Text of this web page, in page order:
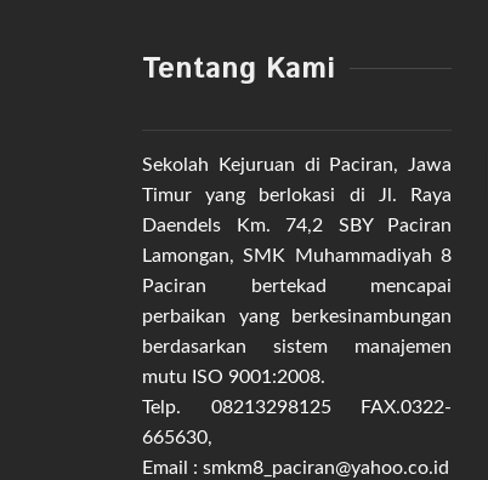
Tentang Kami
Sekolah Kejuruan di Paciran, Jawa
Timur yang berlokasi di Jl. Raya
Daendels Km. 74,2 SBY Paciran
Lamongan, SMK Muhammadiyah 8
Paciran bertekad mencapai
perbaikan yang berkesinambungan
berdasarkan sistem manajemen
mutu ISO 9001:2008.
Telp. 08213298125 FAX.0322-
665630,
Email : smkm8_paciran@yahoo.co.id